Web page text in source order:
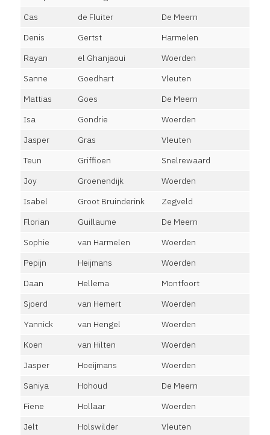
Cas
de Fluiter
De Meern
Denis
Gertst
Harmelen
Rayan
el Ghanjaoui
Woerden
Sanne
Goedhart
Vleuten
Mattias
Goes
De Meern
Isa
Gondrie
Woerden
Jasper
Gras
Vleuten
Teun
Griffioen
Snelrewaard
Joy
Groenendijk
Woerden
Isabel
Groot Bruinderink
Zegveld
Florian
Guillaume
De Meern
Sophie
van Harmelen
Woerden
Pepijn
Heijmans
Woerden
Daan
Hellema
Montfoort
Sjoerd
van Hemert
Woerden
Yannick
van Hengel
Woerden
Koen
van Hilten
Woerden
Jasper
Hoeijmans
Woerden
Saniya
Hohoud
De Meern
Fiene
Hollaar
Woerden
Jelt
Holswilder Vleuten